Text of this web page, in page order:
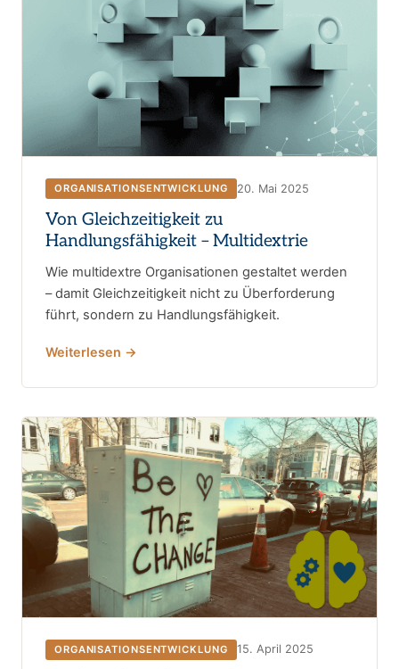
ORGANISATIONSENTWICKLUNG 20. Mai 2025
Von Gleichzeitigkeit zu
Handlungsfähigkeit – Multidextrie
Wie multidextre Organisationen gestaltet werden
– damit Gleichzeitigkeit nicht zu Überforderung
führt, sondern zu Handlungsfähigkeit.
Weiterlesen →
ORGANISATIONSENTWICKLUNG 15. April 2025